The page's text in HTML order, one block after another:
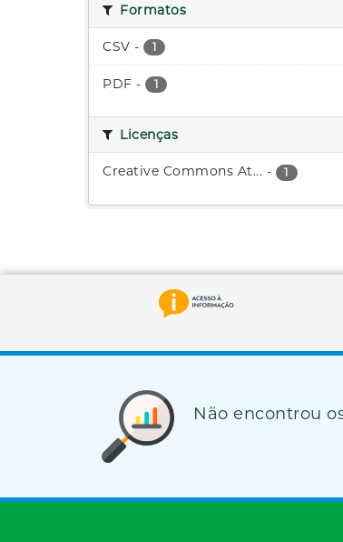
Formatos
CSV - 1
PDF - 1
Licenças
Creative Commons At... - 1
Não encontrou